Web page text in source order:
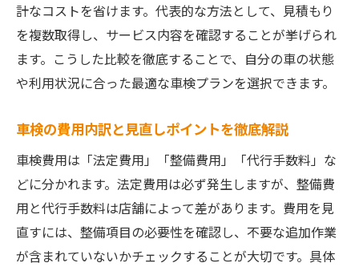
計なコストを省けます。代表的な方法として、見積もり
を複数取得し、サービス内容を確認することが挙げられ
ます。こうした比較を徹底することで、自分の車の状態
や利用状況に合った最適な車検プランを選択できます。
車検の費用内訳と見直しポイントを徹底解説
車検費用は「法定費用」「整備費用」「代行手数料」な
どに分かれます。法定費用は必ず発生しますが、整備費
用と代行手数料は店舗によって差があります。費用を見
直すには、整備項目の必要性を確認し、不要な追加作業
が含まれていないかチェックすることが大切です。具体